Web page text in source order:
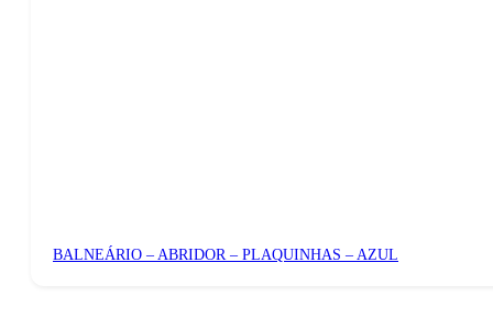
BALNEÁRIO – ABRIDOR – PLAQUINHAS – AZUL